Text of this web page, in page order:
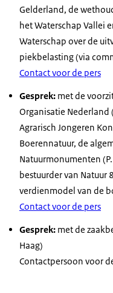
Gelderland, de
het Waterschap Vallei
Waterschap over de
piekbelasting (via
Contact voor de pers
Gesprek: met de
Organisatie Nederland
Agrarisch Jongeren
Boerennatuur, de
Natuurmonumenten
bestuurder van Natuur
verdienmodel van de
Contact voor de pers
Gesprek: met de
Haag)
Contactpersoon voor